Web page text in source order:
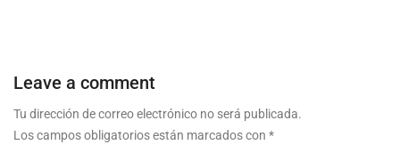
Leave a comment
Tu dirección de correo electrónico no será publicada.
Los campos obligatorios están marcados con *